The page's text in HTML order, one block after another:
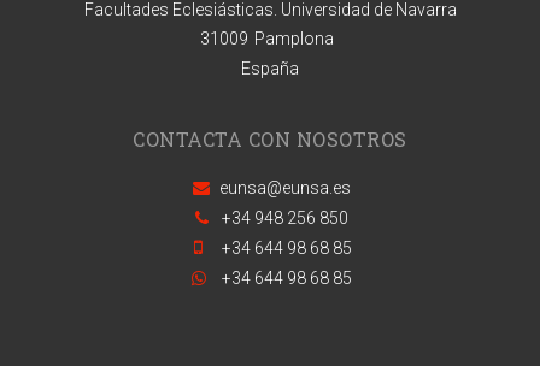
Facultades Eclesiásticas. Universidad de Navarra
31009 Pamplona
España
CONTACTA CON NOSOTROS
eunsa@eunsa.es
+34 948 256 850
+34 644 98 68 85
+34 644 98 68 85